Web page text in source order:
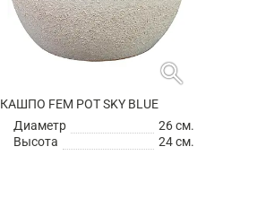
search
КАШПО FEM POT SKY BLUE
Диаметр
26 см.
Высота
24 см.